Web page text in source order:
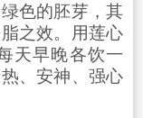
色的胚芽，其
之效。用莲心
天早晚各饮一
、安神、强心